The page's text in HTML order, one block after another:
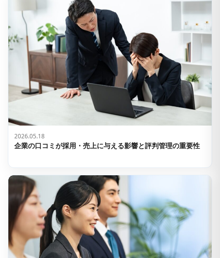
2026.05.18
企業の口コミが採用・売上に与える影響と評判管理の重要性